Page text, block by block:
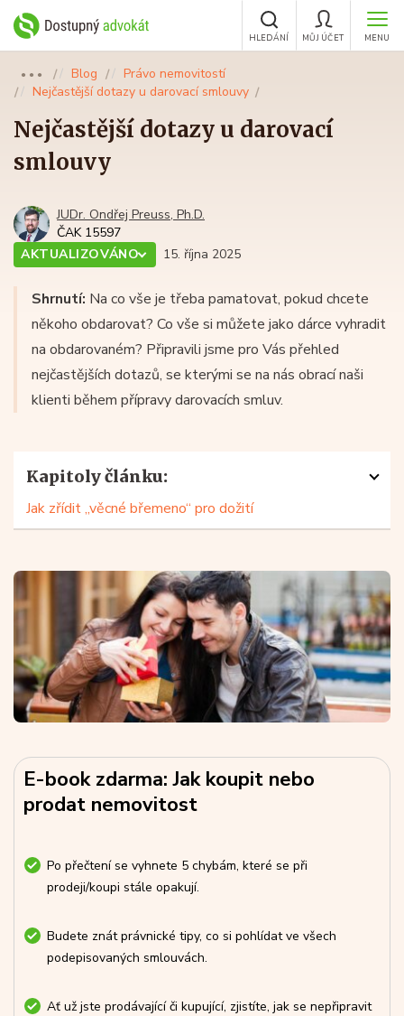
MENU
MŮJ ÚČET
HLEDÁNÍ
●●● Blog
Právo nemovitostí
Nejčastější dotazy u darovací smlouvy
Nejčastější dotazy u darovací
smlouvy
JUDr. Ondřej Preuss, Ph.D.
ČAK 15597
AKTUALIZOVÁNO
15. října 2025
Shrnutí: Na co vše je třeba pamatovat, pokud chcete
někoho obdarovat? Co vše si můžete jako dárce vyhradit
na obdarovaném? Připravili jsme pro Vás přehled
nejčastějších dotazů, se kterými se na nás obrací naši
klienti během přípravy darovacích smluv.
Kapitoly článku:
Jak zřídit „věcné břemeno“ pro dožití
E-book zdarma: Jak koupit nebo
prodat nemovitost
Po přečtení se vyhnete 5 chybám, které se při
prodeji/koupi stále opakují.
Budete znát právnické tipy, co si pohlídat ve všech
podepisovaných smlouvách.
Ať už jste prodávající či kupující, zjistíte, jak se nepřipravit